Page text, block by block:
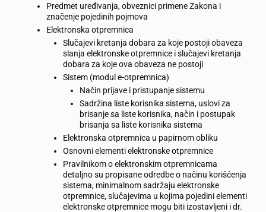
Predmet uređivanja, obveznici primene Zakona i
značenje pojedinih pojmova
Elektronska otpremnica
Slučajevi kretanja dobara za koje postoji obaveza
slanja elektronske otpremnice i slučajevi kretanja
dobara za koje ova obaveza ne postoji
Sistem (modul e-otpremnica)
Način prijave i pristupanje sistemu
Sadržina liste korisnika sistema, uslovi za
brisanje sa liste korisnika, način i postupak
brisanja sa liste korisnika sistema
Elektronska otpremnica u papirnom obliku
Osnovni elementi elektronske otpremnice
Pravilnikom o elektronskim otpremnicama
detaljno su propisane odredbe o načinu korišćenja
sistema, minimalnom sadržaju elektronske
otpremnice, slučajevima u kojima pojedini elementi
elektronske otpremnice mogu biti izostavljeni i dr.